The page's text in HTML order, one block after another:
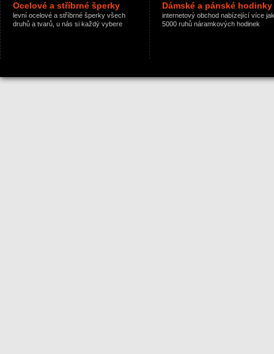
Ocelové a stříbrné šperky
levní ocelové a stříbrné šperky všech
druhů a tvarů, u nás si každý vybere
Dámské a pánské hodinky
internetový obchod nabízející více jak
5000 ruhů náramkových hodinek